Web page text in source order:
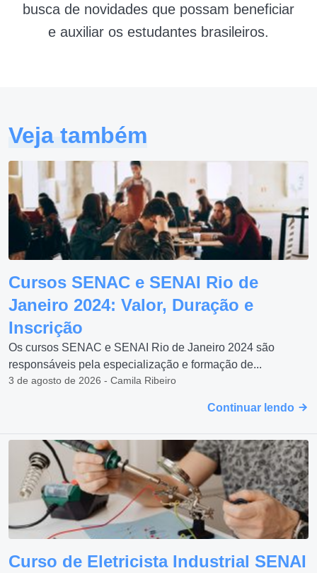
busca de novidades que possam beneficiar
e auxiliar os estudantes brasileiros.
Veja também
Cursos SENAC e SENAI Rio de
Janeiro 2024: Valor, Duração e
Inscrição
Os cursos SENAC e SENAI Rio de Janeiro 2024 são
responsáveis pela especialização e formação de...
3 de agosto de 2026 - Camila Ribeiro
Continuar lendo
Curso de Eletricista Industrial SENAI